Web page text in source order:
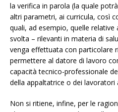
la verifica in parola (la quale
altri parametri, ai curricula, così
quali, ad esempio, quelle
svolta – rilevanti in materia di
venga effettuata con particolare
permettere al datore di lavoro
capacità tecnico-professionale
della appaltatrice o dei lavoratori
Non si ritiene, infine, per le